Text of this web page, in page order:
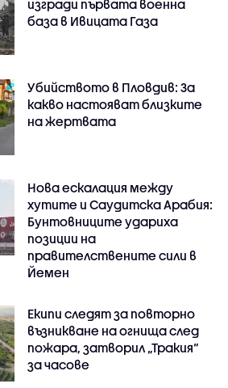
изгради първата военна
база в Ивицата Газа
Убийството в Пловдив: За
какво настояват близките
на жертвата
Нова ескалация между
хутите и Саудитска Арабия:
Бунтовниците удариха
позиции на
правителствените сили в
Йемен
Екипи следят за повторно
възникване на огнища след
пожара, затворил „Тракия“
за часове